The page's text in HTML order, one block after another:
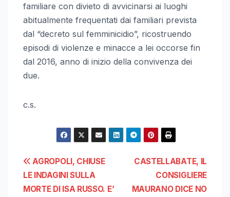
familiare con divieto di avvicinarsi ai luoghi
abitualmente frequentati dai familiari prevista
dal “decreto sul femminicidio”, ricostruendo
episodi di violenze e minacce a lei occorse fin
dal 2016, anno di inizio della convivenza dei
due.
c.s.
Navigazione
articoli
CASTELLABATE, IL
CONSIGLIERE
MAURANO DICE NO
AGROPOLI, CHIUSE
LE INDAGINI SULLA
MORTE DI ISA RUSSO. E’